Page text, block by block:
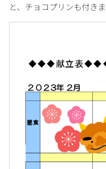
と、チョコプリンも付き